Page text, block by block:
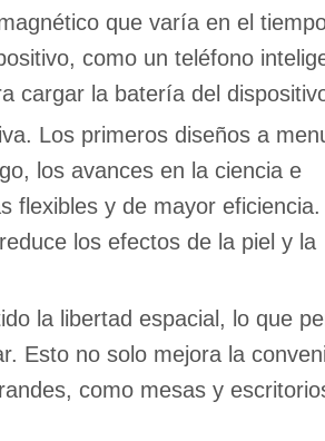
que varía en el
como un teléfono
cargar la batería del
Los primeros diseños a
los avances en la ciencia e
flexibles y de mayor
los efectos de la piel y la
la libertad espacial, lo que
Esto no solo mejora la
como mesas y